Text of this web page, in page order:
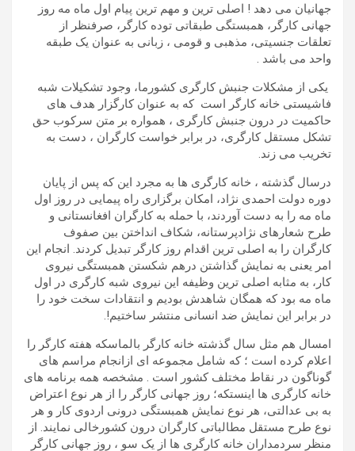
جهانیان می دهد ! اصلی ترین و مهم ترین پیام اول ماه مه روز
جهانی کارگر، همبستگی طبقاتی توده کارگر، صرفنظر از
تعلقات جنسیتی، مذهبی و قومی ، زبانی به عنوان یک طبقه
واحد می باشد .
یکی از مشکلات جنبش کارگری کشورما، وجود تشکیلات شبه
فاشیستی خانه کارگر است که به عنوان کارگزار هدف های
حاکمیت در درون جنبش کارگری ، همواره بر متن سرکوب حق
تشکل مستقل کارگری، در برابر خواست کارگران ، دست به
تخریب می زند.
درسال گذشته ، خانه کارگری ها به مجرد این که پس از پایان
دوره دولت احمدی نژاد، امکان برگزاری راه پیمایی در روز اول
ماه مه را به دست آوردند، با حمله به کارگران افغانستانی و
طرح شعارهای نژادپرستانه، شکاف انداختن بین صفوف
کارگران را به اصلی ترین اقدام روز کارگر تبدیل کردند. انجام این
امر یعنی به نمایش گذاشتن درهم شکستن همبستگی نیروی
کار، به مثابه اصلی ترین وظیفه این نیروی شبه کارگری در اول
ماه مه بود که همگان شاهدش بودیم و انتقادات سخت خود را
در برابر این نمایش ضد انسانی منتشر ساختیم!.
امسال هم مثل سال گذشته خانه کارگر بالماسکه هفته کارگر را
اعلام کرده است ؛ که شامل مجموعه ای ازانجام مراسم های
گوناگون در نقاط مختلف کشور است . مشخصه همه برنامه های
خانه کارگری ها اینستکه؛ روز جهانی کارگر را از هر نوع اعتراض
به بی عدالتی، هر نوع نمایش همبستگی درونی اردوی کار و هر
نوع طرح مستقل مطالباتی کارگران درون کشورخالی نمایند. از
منظر سردمداران خانه کارگری ها از یک سو ، روز جهانی کارگر